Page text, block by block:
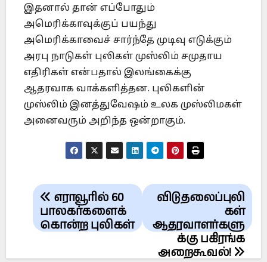
இதனால் தான் எப்போதும்
அமெரிக்காவுக்குப் பயந்து
அமெரிக்காவைச் சார்ந்தே முடிவு எடுக்கும்
அரபு நாடுகள் புலிகள் முஸ்லிம் சமுதாய
எதிரிகள் என்பதால் இலங்கைக்கு
ஆதரவாக வாக்களித்தன. புலிகளின்
முஸ்லிம் இனத்துவேஷம் உலக முஸ்லிமகள்
அனைவரும் அறிந்த ஒன்றாகும்.
Post
navigation
விடுதலைப்புலி
கள்
ஆதரவாளர்களு
க்கு பகிரங்க
அறைகூவல்!
எராவூரில் 60
பாலகர்களைக்
கொன்ற புலிகள்